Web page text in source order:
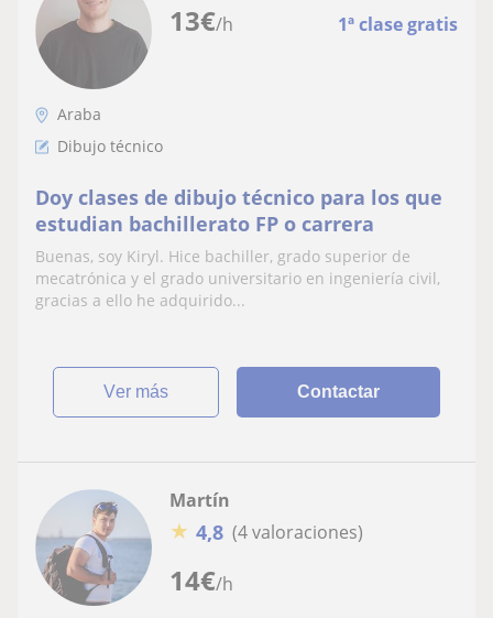
13€/h 1ª clase gratis
Araba
Dibujo técnico
Doy clases de dibujo técnico para los que
estudian bachillerato FP o carrera
Buenas, soy Kiryl. Hice bachiller, grado superior de
mecatrónica y el grado universitario en ingeniería civil,
gracias a ello he adquirido...
ver más Contactar
14€/h
Martín
★ 4,8 (4 valoraciones)